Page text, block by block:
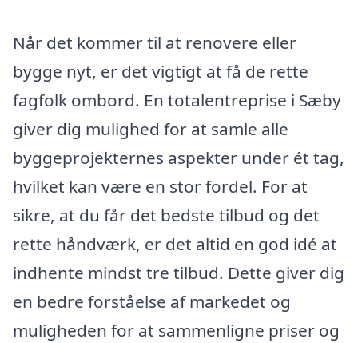
Når det kommer til at renovere eller
bygge nyt, er det vigtigt at få de rette
fagfolk ombord. En totalentreprise i Sæby
giver dig mulighed for at samle alle
byggeprojekternes aspekter under ét tag,
hvilket kan være en stor fordel. For at
sikre, at du får det bedste tilbud og det
rette håndværk, er det altid en god idé at
indhente mindst tre tilbud. Dette giver dig
en bedre forståelse af markedet og
muligheden for at sammenligne priser og